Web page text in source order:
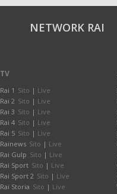
NETWORK RAI
TV
Rai 1 Sito | Live
Rai 2 Sito | Live
Rai 3 Sito | Live
Rai 4 Sito | Live
Rai 5 Sito | Live
Rainews Sito | Live
Rai Gulp Sito | Live
Rai Sport Sito | Live
Rai Sport 2 Sito | Live
Rai Storia Sito | Live